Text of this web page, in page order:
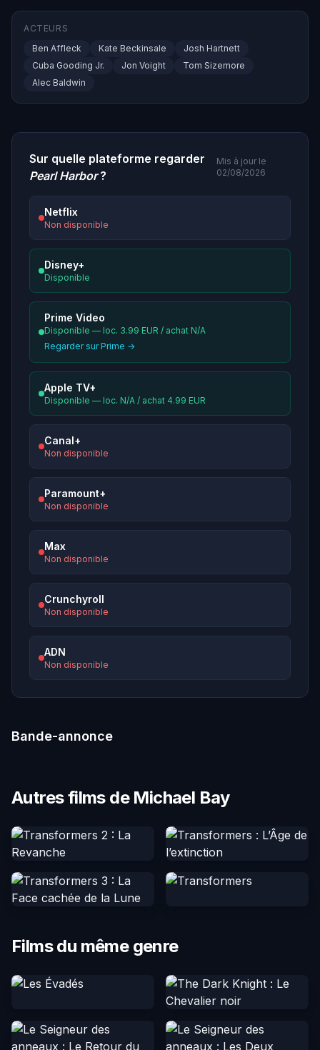
ACTEURS
Ben Affleck
Kate Beckinsale
Josh Hartnett
Cuba Gooding Jr.
Jon Voight
Tom Sizemore
Alec Baldwin
Sur quelle plateforme regarder
Pearl Harbor?
Mis à jour le
02/08/2026
Netflix
Non disponible
Disney+
Disponible
Prime Video
Disponible — loc. 3.99 EUR / achat N/A
Regarder sur Prime →
Apple TV+
Disponible — loc. N/A / achat 4.99 EUR
Canal+
Non disponible
Paramount+
Non disponible
Max
Non disponible
Crunchyroll
Non disponible
ADN
Non disponible
Bande-annonce
Autres films de Michael Bay
Films du même genre